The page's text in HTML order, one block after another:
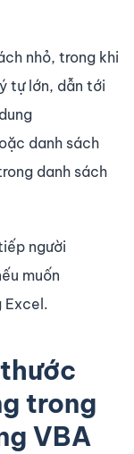
nhỏ, trong khi
tự lớn, dẫn tới
danh sách
danh sách
người
muốn
Excel.
trong
VBA